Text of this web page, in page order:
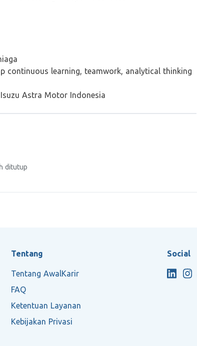
continuous learning, teamwork, analytical thinking
Astra Motor Indonesia
ditutup
Tentang
Tentang AwalKarir
FAQ
Ketentuan Layanan
Kebijakan Privasi
Social